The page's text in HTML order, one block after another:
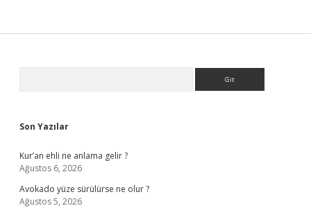
Son Yazılar
Kur’an ehli ne anlama gelir ?
Ağustos 6, 2026
Avokado yüze sürülürse ne olur ?
Ağustos 5, 2026